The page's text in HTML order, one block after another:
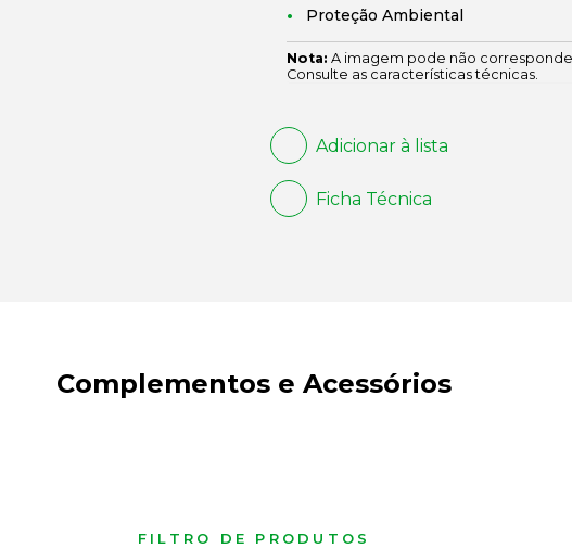
Proteção Ambiental
Nota: A imagem pode não
Consulte as características técnicas.
Adicionar à lista
Ficha Técnica
Complementos e Acessórios
FILTRO DE PRODUTOS